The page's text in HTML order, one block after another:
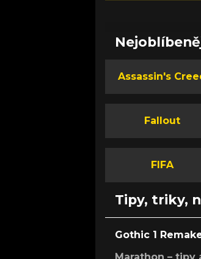
Assassin's
Fallout
FIFA
Tipy, triky,
Gothic 1
Marathon – tipy